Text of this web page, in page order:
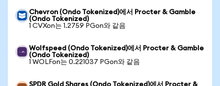
Chevron (Ondo Tokenized)에서 Procter & Gamble
(Ondo Tokenized)
1 CVXon는 1.2759 PGon와 같음
Wolfspeed (Ondo Tokenized)에서 Procter & Gamble
(Ondo Tokenized)
1 WOLFon는 0.221037 PGon와 같음
SPDR Gold Shares (Ondo Tokenized)에서 Procter &